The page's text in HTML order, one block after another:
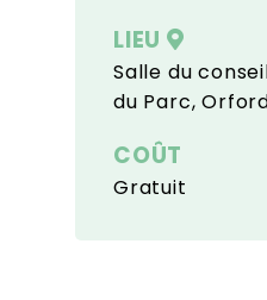
LIEU
Salle du
du Parc,
COÛT
Gratuit